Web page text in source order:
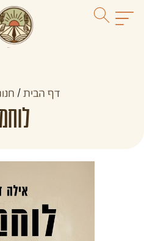
דף הבית /